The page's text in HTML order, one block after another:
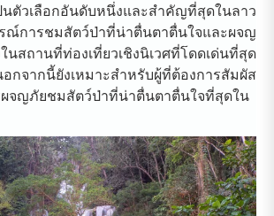
นตัวเลือกอันดับหนึ่งและสำคัญที่สุดในลาว
ณ์การชมสัตว์ป่าที่น่าตื่นตาตื่นใจและผจญ
สถานที่ท่องเที่ยวเชิงนิเวศที่โดดเด่นที่สุด
นี้ยังเหมาะสำหรับผู้ที่ต้องการสัมผัส
จญภัยชมสัตว์ป่าที่น่าตื่นตาตื่นใจที่สุดใน